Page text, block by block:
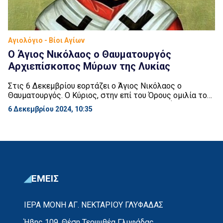
Αγιολόγιο - Βίοι Αγίων
Ο Άγιος Νικόλαος ο Θαυματουργός
Αρχιεπίσκοπος Μύρων της Λυκίας
Στις 6 Δεκεμβρίου εορτάζει ο Άγιος Νικόλαος ο
Θαυματουργός. Ο Κύριος, στην επί του Όρους ομιλία του,
είπε: «Γίνεσθε οικτίρμονες, καθώς και ο πατήρ υμών
οικτίρμων εστι» (Λουκά, στ’ 36). Να γίνεσθε δηλαδή,
ουράνιος Πατέρας σας είναι ευσπλαχνικός προς […]
6 Δεκεμβρίου 2024, 10:35
ΕΜΕΙΣ
ΙΕΡΑ ΜΟΝΗ ΑΓ. ΝΕΚΤΑΡΙΟΥ ΓΛΥΦΑΔΑΣ